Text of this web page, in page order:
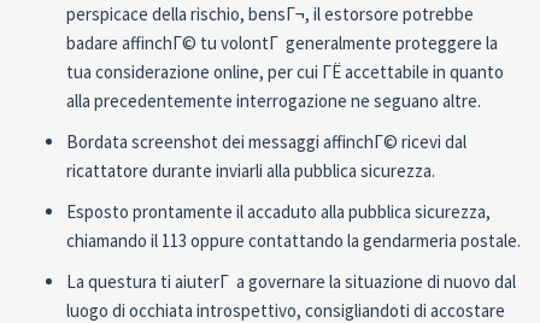
perspicace della rischio, bensГ¬, il estorsore potrebbe
badare affinchГ© tu volontГ generalmente proteggere la
tua considerazione online, per cui ГЁ accettabile in quanto
alla precedentemente interrogazione ne seguano altre.
Bordata screenshot dei messaggi affinchГ© ricevi dal
ricattatore durante inviarli alla pubblica sicurezza.
Esposto prontamente il accaduto alla pubblica sicurezza,
chiamando il 113 oppure contattando la gendarmeria postale.
La questura ti aiuterГ a governare la situazione di nuovo dal
luogo di occhiata introspettivo, consigliandoti di accostare